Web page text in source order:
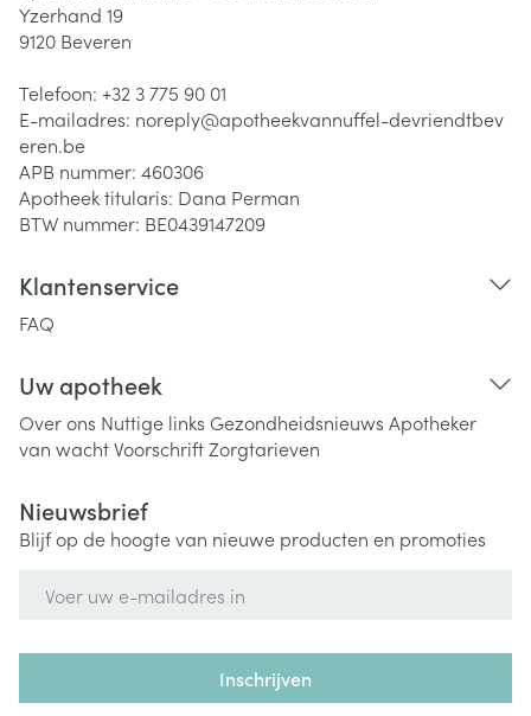
Yzerhand 19
9120 Beveren
Telefoon: +32 3 775 90 01
E-mailadres: noreply@apotheekvannuffel-devriendtbev
eren.be
APB nummer: 460306
Apotheek titularis: Dana Perman
BTW nummer: BE0439147209
Klantenservice
FAQ
Uw apotheek
Over ons Nuttige links Gezondheidsnieuws Apotheker
van wachtVoorschriftZorgtarieven
Nieuwsbrief
Blijf op de hoogte van nieuwe producten en promoties
Inschrijven